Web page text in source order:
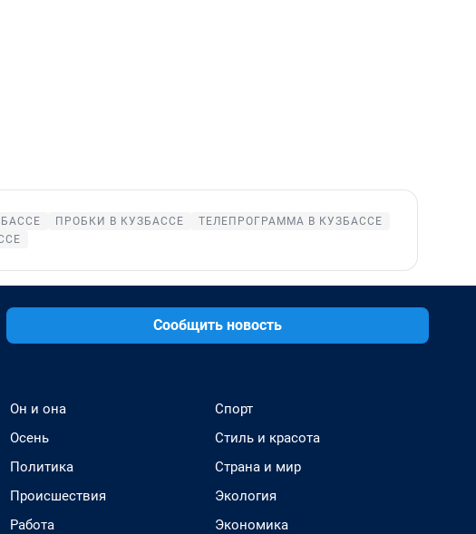
ПРОБКИ В КУЗБАССЕ
ТЕЛЕПРОГРАММА В КУЗБАССЕ
Сообщить новость
Он и она
Осень
Политика
Происшествия
Работа
Спорт
Стиль и красота
Страна и мир
Экология
Экономика